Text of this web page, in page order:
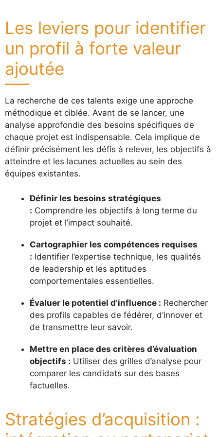
Les leviers pour identifier
un profil à forte valeur
ajoutée
La recherche de ces talents exige une approche
méthodique et ciblée. Avant de se lancer, une
analyse approfondie des besoins spécifiques de
chaque projet est indispensable. Cela implique de
définir précisément les défis à relever, les objectifs à
atteindre et les lacunes actuelles au sein des
équipes existantes.
Définir les besoins stratégiques
: Comprendre les objectifs à long terme du
projet et l’impact souhaité.
Cartographier les compétences requises
: Identifier l’expertise technique, les qualités
de leadership et les aptitudes
comportementales essentielles.
Évaluer le potentiel d’influence : Rechercher
des profils capables de fédérer, d’innover et
de transmettre leur savoir.
Mettre en place des critères d’évaluation
objectifs : Utiliser des grilles d’analyse pour
comparer les candidats sur des bases
factuelles.
Stratégies d’acquisition :